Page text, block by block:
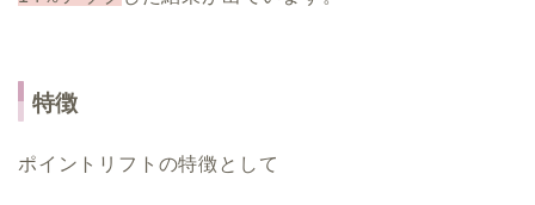
特徴
ポイントリフトの特徴として